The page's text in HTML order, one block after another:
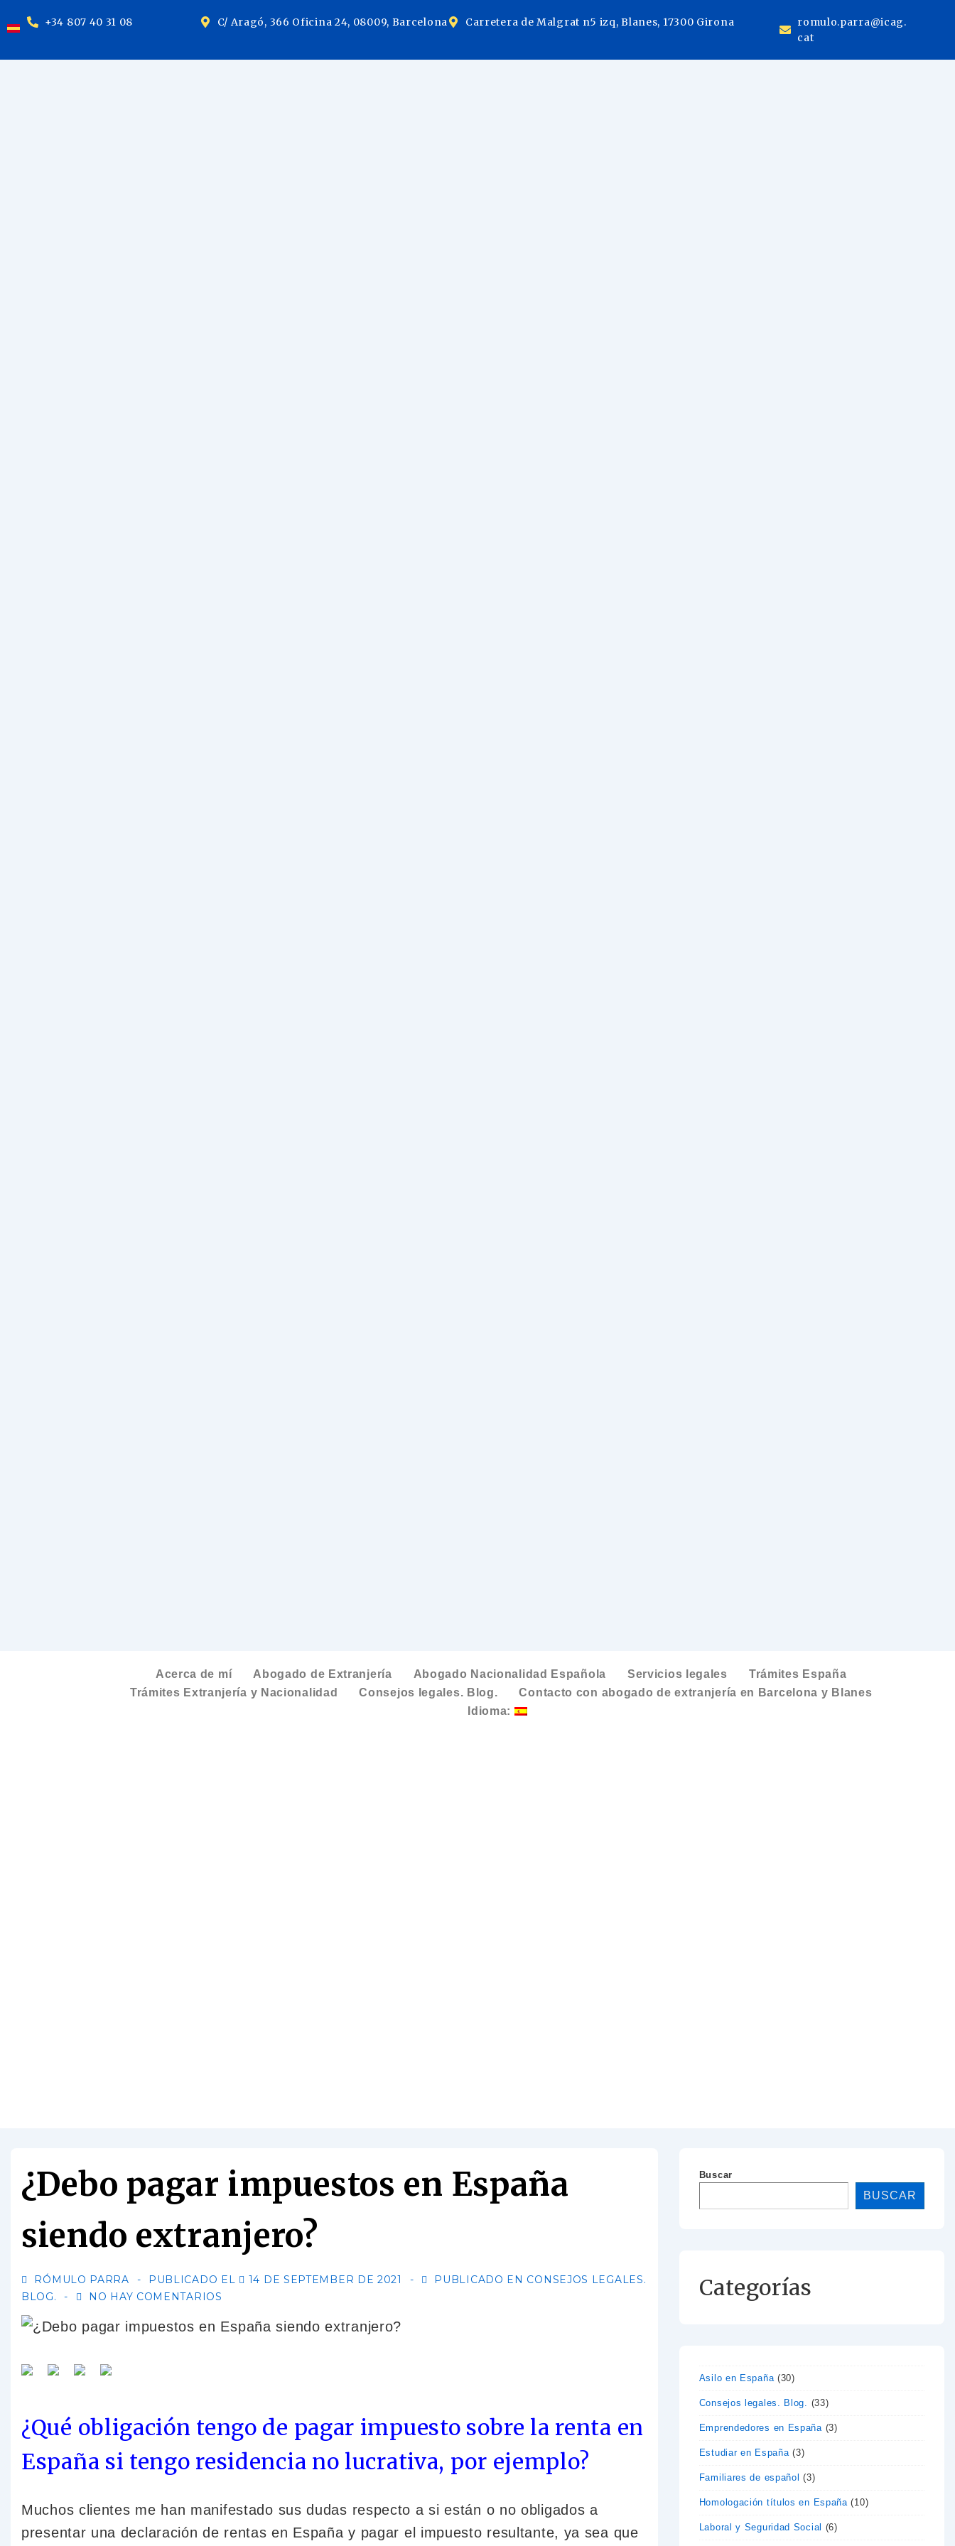
+34 807 40 31 08 C/ Aragó, 366 Oficina 24, 08009, Barcelona Carretera de Malgrat n5 izq, Blanes, 17300 Girona
romulo.parra@icag.
cat
Acerca de mí Abogado de Extranjería Abogado Nacionalidad Española Servicios legales
Trámites España
Trámites Extranjería y Nacionalidad
Consejos legales. Blog.
Contacto con abogado de extranjería en Barcelona y Blanes
Idioma:
¿Debo pagar impuestos en España
siendo extranjero?
RÓMULO PARRA PUBLICADO EL 14 DE SEPTEMBER DE 2021 PUBLICADO EN CONSEJOS LEGALES.
BLOG.
NO HAY COMENTARIOS
¿Qué obligación tengo de pagar impuesto sobre la renta en
España si tengo residencia no lucrativa, por ejemplo?
Muchos clientes me han manifestado sus dudas respecto a si están o no obligados a
presentar una declaración de rentas en España y pagar el impuesto resultante, ya sea que
Buscar
BUSCAR
Categorías
Asilo en España(30)
Consejos legales. Blog. (33)
Emprendedores en España(3)
Estudiar en España(3)
Familiares de español (3)
Homologación títulos en España(10)
Laboral y Seguridad Social (6)